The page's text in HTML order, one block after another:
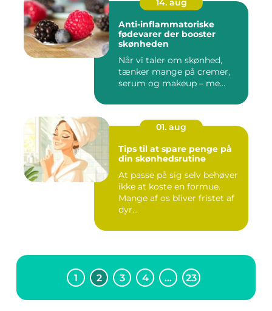
14. aug
Anti-inflammatoriske
fødevarer der booster
skønheden
Når vi taler om skønhed,
tænker mange på cremer,
serum og makeup – me...
01. aug
Tips til at spare penge på
din skønhedsrutine
At passe på sig selv behøver
ikke at koste en formue.
Mange af os bliver fristet af
dyr...
1 2 3 4 … 23